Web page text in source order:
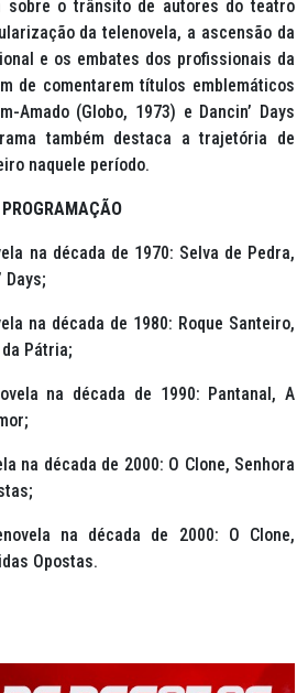
sobre o trânsito de autores do teatro
da telenovela, a ascensão da
e os embates dos profissionais da
de comentarem títulos emblemáticos
Amado (Globo, 1973) e Dancin’ Days
também destaca a trajetória de
naquele período.
PROGRAMAÇÃO
na década de 1970: Selva de Pedra,
Days;
na década de 1980: Roque Santeiro,
Pátria;
na década de 1990: Pantanal, A
na década de 2000: O Clone, Senhora
na década de 2000: O Clone,
Opostas.